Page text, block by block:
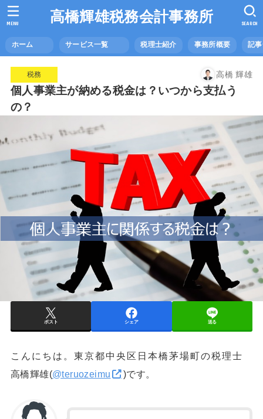
高橋輝雄税務会計事務所
ホーム サービス一覧 税理士紹介 事務所概要 記
SEARCH
MENU
税務 高橋 輝雄
個人事業主が納める税金は？いつから支払う
の？
ポスト シェア 送る
こんにちは。東京都中央区日本橋茅場町の税理士
高橋輝雄(@teruozeimu )です。